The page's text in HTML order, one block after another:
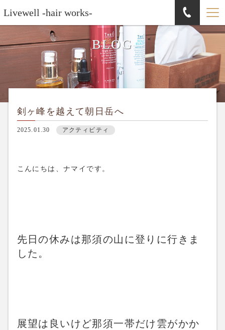
Livewell -hair works-
BLOG
剣ヶ峰を越えて朝日岳へ
2025.01.30 アクティビティ
こんにちは、ナマイです。
先日の休みは那須の山に登りに行きま
した。
展望は良いけど那須一帯だけ雲がかか